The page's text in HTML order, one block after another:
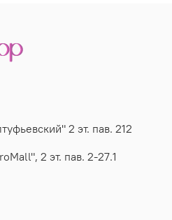
2 эт. пав. 212
2 эт. пав. 2-27.1